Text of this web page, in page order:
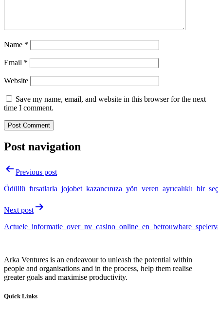
Name *
Email *
Website
Save my name, email, and website in this browser for the next
time I comment.
Post navigation
Previous post
Next post
Arka Ventures is an endeavour to unleash the potential within
people and organisations and in the process, help them realise
greater goals and maximise productivity.
Quick Links